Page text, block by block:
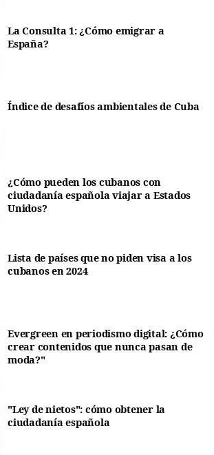
La Consulta 1: ¿Cómo emigrar a
España?
Índice de desafíos ambientales de Cuba
¿Cómo pueden los cubanos con
ciudadanía española viajar a Estados
Unidos?
Lista de países que no piden visa a los
cubanos en 2024
Evergreen en periodismo digital: ¿Cómo
crear contenidos que nunca pasan de
moda?"
"Ley de nietos": cómo obtener la
ciudadanía española